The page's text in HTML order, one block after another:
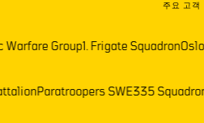
주요 고객
Group1. Frigate SquadronOslo
Paratroopers SWE335